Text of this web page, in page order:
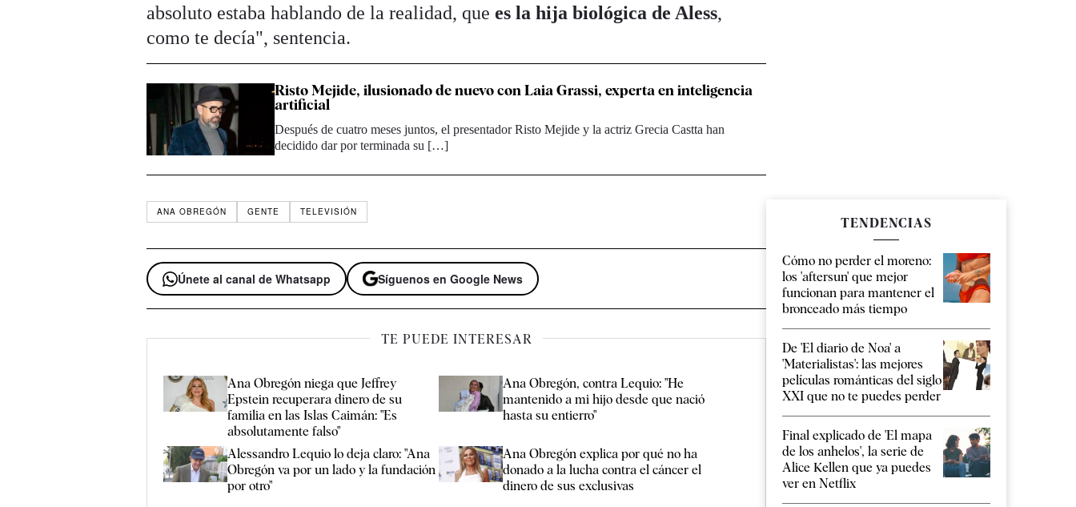
absoluto estaba hablando de la realidad, quees la hija biológica de Aless,
como te decía", sentencia.
Risto Mejide, ilusionado de nuevo con Laia Grassi, experta en inteligencia
artificial
Después de cuatro meses juntos, el presentador Risto Mejide y la actriz Grecia Castta han
decidido dar por terminada su […]
ANA OBREGÓN GENTE TELEVISIÓN
Únete al canal de Whatsapp Síguenos en Google News
TE PUEDE INTERESAR
Ana Obregón niega que Jeffrey
Epstein recuperara dinero de su
familia en las Islas Caimán: "Es
absolutamente falso"
Ana Obregón, contra Lequio: "He
mantenido a mi hijo desde que nació
hasta su entierro"
Alessandro Lequio lo deja claro: "Ana
Obregón va por un lado y la fundación
por otro"
Ana Obregón explica por qué no ha
donado a la lucha contra el cáncer el
dinero de sus exclusivas
TENDENCIAS
Cómo no perder el moreno:
los 'aftersun' que mejor
funcionan para mantener el
bronceado más tiempo
De 'El diario de Noa' a
'Materialistas': las mejores
películas románticas del siglo
XXI que no te puedes perder
Final explicado de 'El mapa
de los anhelos', la serie de
Alice Kellen que ya puedes
ver en Netflix